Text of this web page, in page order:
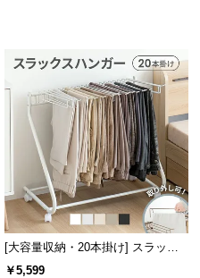
[大容量収納・20本掛け] スラック
スハンガー キャスター付き 出し入
￥5,599